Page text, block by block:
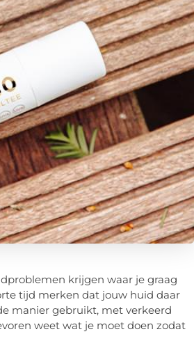
krijgen waar je graag
tijd merken dat jouw huid daar
manier gebruikt, met verkeerd
weet wat je moet doen zodat